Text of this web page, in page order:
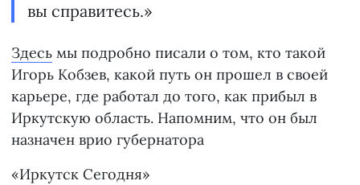
вы справитесь.»
Здесь мы подробно писали о том, кто такой
Игорь Кобзев, какой путь он прошел в своей
карьере, где работал до того, как прибыл в
Иркутскую область. Напомним, что он был
назначен врио губернатора
«Иркутск Сегодня»